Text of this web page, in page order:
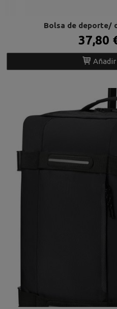
Bolsa de deporte/
37,80